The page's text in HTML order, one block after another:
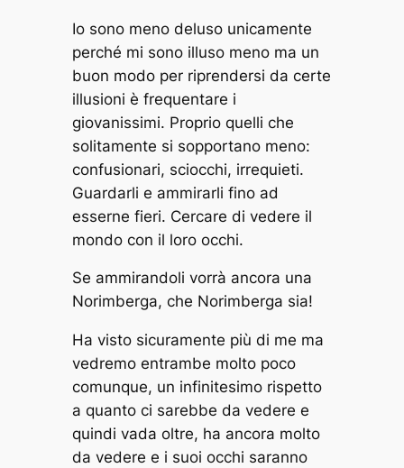
Io sono meno deluso unicamente
perché mi sono illuso meno ma un
buon modo per riprendersi da certe
illusioni è frequentare i
giovanissimi. Proprio quelli che
solitamente si sopportano meno:
confusionari, sciocchi, irrequieti.
Guardarli e ammirarli fino ad
esserne fieri. Cercare di vedere il
mondo con il loro occhi.
Se ammirandoli vorrà ancora una
Norimberga, che Norimberga sia!
Ha visto sicuramente più di me ma
vedremo entrambe molto poco
comunque, un infinitesimo rispetto
a quanto ci sarebbe da vedere e
quindi vada oltre, ha ancora molto
da vedere e i suoi occhi saranno